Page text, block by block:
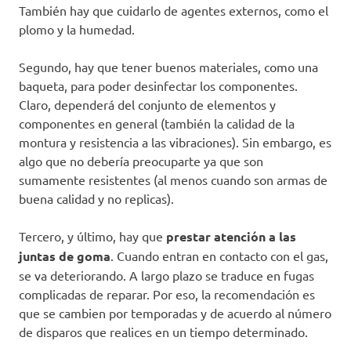
También hay que cuidarlo de agentes externos, como el
plomo y la humedad.
Segundo, hay que tener buenos materiales, como una
baqueta, para poder desinfectar los componentes.
Claro, dependerá del conjunto de elementos y
componentes en general (también la calidad de la
montura y resistencia a las vibraciones). Sin embargo, es
algo que no debería preocuparte ya que son
sumamente resistentes (al menos cuando son armas de
buena calidad y no replicas).
Tercero, y último, hay que prestar atención a las
juntas de goma . Cuando entran en contacto con el gas,
se va deteriorando. A largo plazo se traduce en fugas
complicadas de reparar. Por eso, la recomendación es
que se cambien por temporadas y de acuerdo al número
de disparos que realices en un tiempo determinado.